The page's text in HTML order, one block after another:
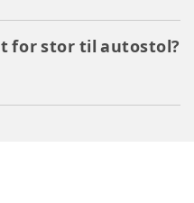
for stor til autostol?